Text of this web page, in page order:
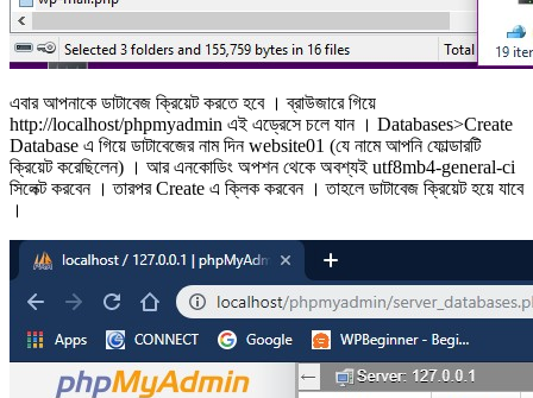
এবার আপনাকে ডাটাবেজ ক্রিয়েট করতে হবে । ব্রাউজারে গিয়ে
http://localhost/phpmyadmin এই এড্রেসে চলে যান । Databases>Create
Database এ গিয়ে ডাটাবেজের নাম দিন website01 (যে নামে আপনি ফোল্ডারটি
ক্রিয়েট করেছিলেন) । আর এনকোডিং অপশন থেকে অবশ্যই utf8mb4-general-ci
সিলেক্ট করবেন । তারপর Create এ ক্লিক করবেন । তাহলে ডাটাবেজ ক্রিয়েট হয়ে যাবে
।